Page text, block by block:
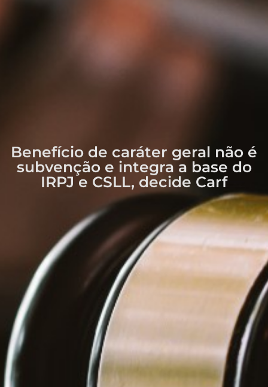
Benefício de caráter geral não é
subvenção e integra a base do
IRPJ e CSLL, decide Carf